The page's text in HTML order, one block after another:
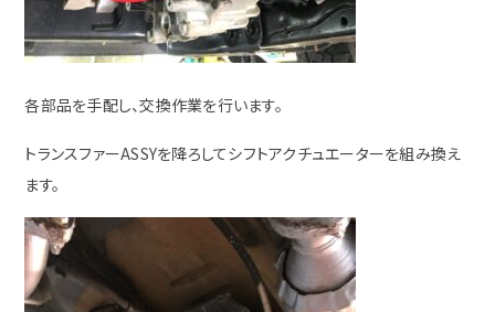
各部品を手配し、交換作業を行います。
トランスファーASSYを降ろしてシフトアクチュエーターを組み換え
ます。